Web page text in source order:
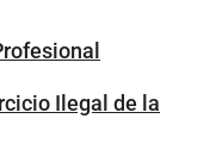
Ilegal de la